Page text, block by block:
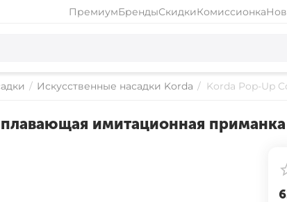
ПремиумБрендыСкидкиКомиссионка
/ Искусственные насадки Korda / Korda Pop-Up
имитационная приманка